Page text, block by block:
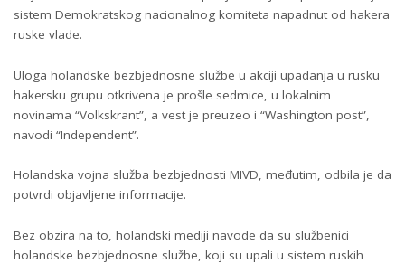
sistem Demokratskog nacionalnog komiteta napadnut od hakera
ruske vlade.
Uloga holandske bezbjednosne službe u akciji upadanja u rusku
hakersku grupu otkrivena je prošle sedmice, u lokalnim
novinama “Volkskrant”, a vest je preuzeo i “Washington post”,
navodi “Independent”.
Holandska vojna služba bezbjednosti MIVD, međutim, odbila je da
potvrdi objavljene informacije.
Bez obzira na to, holandski mediji navode da su službenici
holandske bezbjednosne službe, koji su upali u sistem ruskih